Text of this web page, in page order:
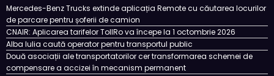
Mercedes-Benz Trucks extinde aplicația Remote cu căutarea locurilor
de parcare pentru șoferii de camion
CNAIR: Aplicarea tarifelor TollRo va începe la 1 octombrie 2026
Alba Iulia caută operator pentru transportul public
Două asociații ale transportatorilor cer transformarea schemei de
compensare a accizei în mecanism permanent